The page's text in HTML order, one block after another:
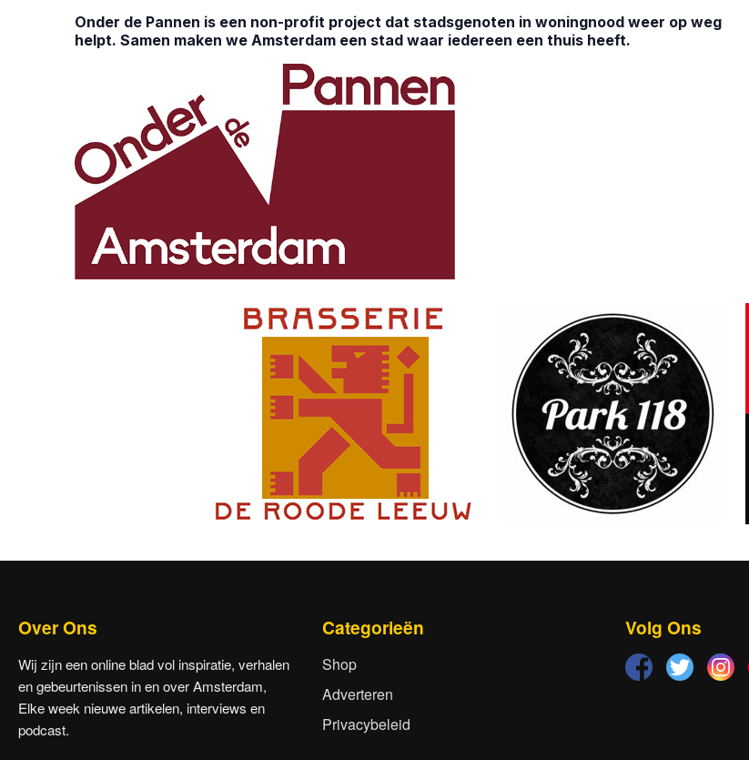
Onder de Pannen is een non-profit project dat stadsgenoten in woningnood weer op weg
helpt. Samen maken we Amsterdam een stad waar iedereen een thuis heeft.
Over Ons
Wij zijn een online blad vol inspiratie, verhalen
en gebeurtenissen in en over Amsterdam,
Elke week nieuwe artikelen, interviews en
podcast.
Categorieën
Shop
Adverteren
Privacybeleid
Volg Ons